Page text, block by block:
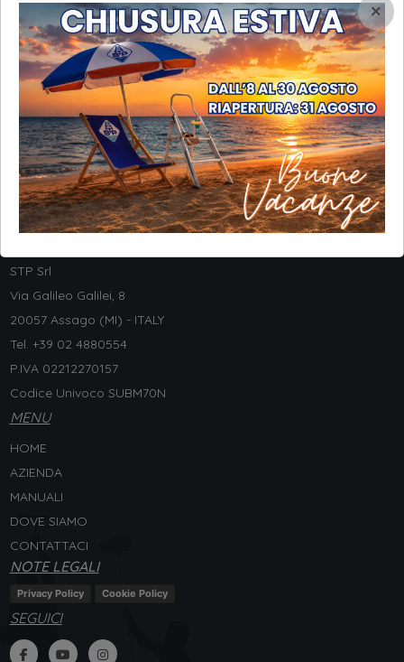
STP Srl
Via Galileo Galilei, 8
20057 Assago (MI) - ITALY
Tel. +39 02 4880554
P.IVA 02212270157
Codice Univoco SUBM70N
MENU
HOME
AZIENDA
MANUALI
DOVE SIAMO
CONTATTACI
NOTE LEGALI
Privacy Policy Cookie Policy
SEGUICI
×